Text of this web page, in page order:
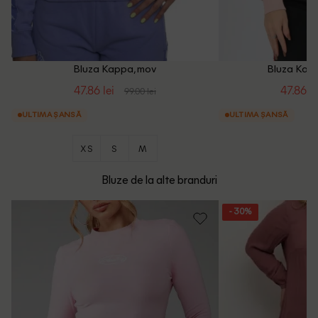
Bluza Kappa, mov
47.86 lei 99.00 lei
ULTIMA ȘANSĂ
XS S M
Bluza
47.86
ULTIMA ȘANSĂ
Bluze de la alte branduri
- 30%